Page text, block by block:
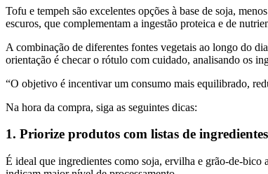
Tofu e tempeh são excelentes opções à base de soja,
escuros, que complementam a ingestão proteica e de
A combinação de diferentes fontes vegetais ao longo do
orientação é checar o rótulo com cuidado, analisando os
“O objetivo é incentivar um consumo mais equilibrado,
Na hora da compra, siga as seguintes dicas:
1. Priorize produtos com listas de
É ideal que ingredientes como soja, ervilha e grão-de-